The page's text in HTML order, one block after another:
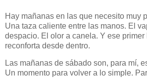
Hay mañanas en las que necesito muy
Una taza caliente entre las manos. El
despacio. El olor a canela. Y ese
reconforta desde dentro.
Las mañanas de sábado son, para mí,
Un momento para volver a lo simple.